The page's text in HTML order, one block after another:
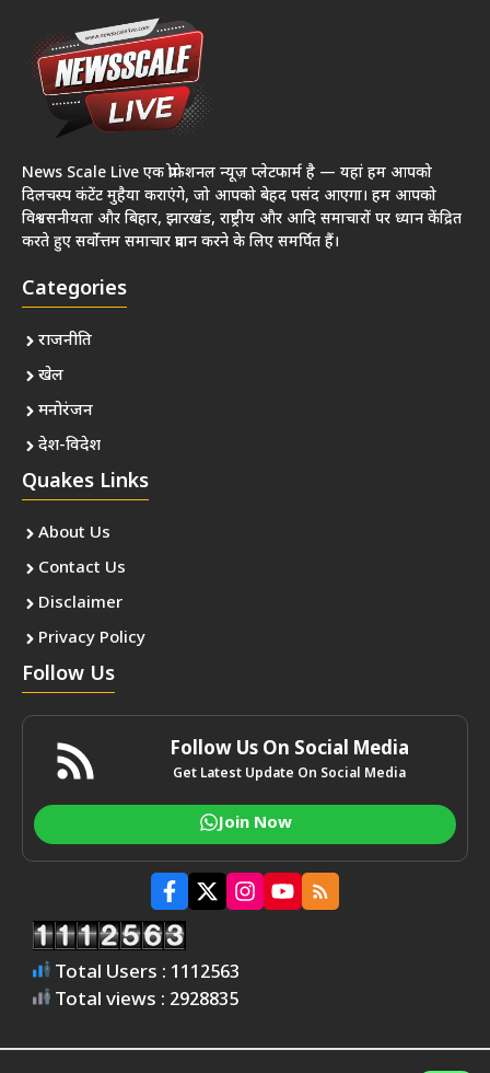
News Scale Live एक प्रोफेशनल न्यूज़ प्लेटफार्म है — यहां हम आपको
दिलचस्प कंटेंट मुहैया कराएंगे, जो आपको बेहद पसंद आएगा। हम आपको
विश्वसनीयता और बिहार, झारखंड, राष्ट्रीय और आदि समाचारों पर ध्यान केंद्रित
करते हुए सर्वोत्तम समाचार प्रदान करने के लिए समर्पित हैं।
Categories
राजनीति
खेल
मनोरंजन
देश-विदेश
Quakes Links
About Us
Contact Us
Disclaimer
Privacy Policy
Follow Us
Follow Us On Social Media
Get Latest Update On Social Media
Join Now
Total Users : 1112563
Total views : 2928835